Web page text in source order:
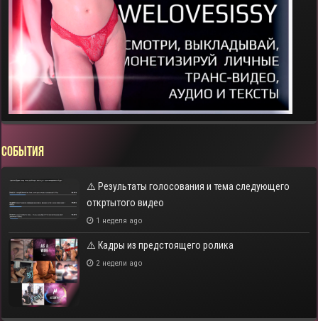
СОБЫТИЯ
⚠️ Результаты голосования и тема следующего
откртытого видео
1 неделя ago
⚠️ Кадры из предстоящего ролика
2 недели ago